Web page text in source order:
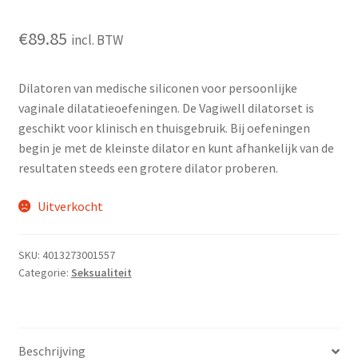
Oefenbroekjes – zindelijkheidstraining
Yoni eggs
Diverse
€89.85 incl. BTW
Dilatoren van medische siliconen voor persoonlijke
vaginale dilatatieoefeningen. De Vagiwell dilatorset is
geschikt voor klinisch en thuisgebruik. Bij oefeningen
begin je met de kleinste dilator en kunt afhankelijk van de
resultaten steeds een grotere dilator proberen.
Uitverkocht
SKU: 4013273001557
Categorie: Seksualiteit
Beschrijving